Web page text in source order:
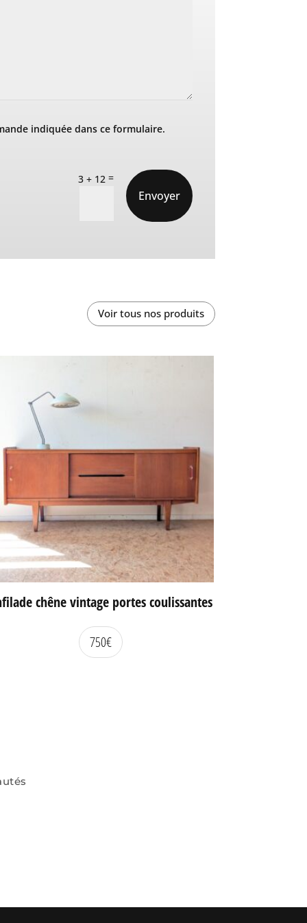
indiquée dans ce formulaire.
3 + 12 =
Envoyer
Voir tous nos produits
chêne vintage portes coulissantes
750€